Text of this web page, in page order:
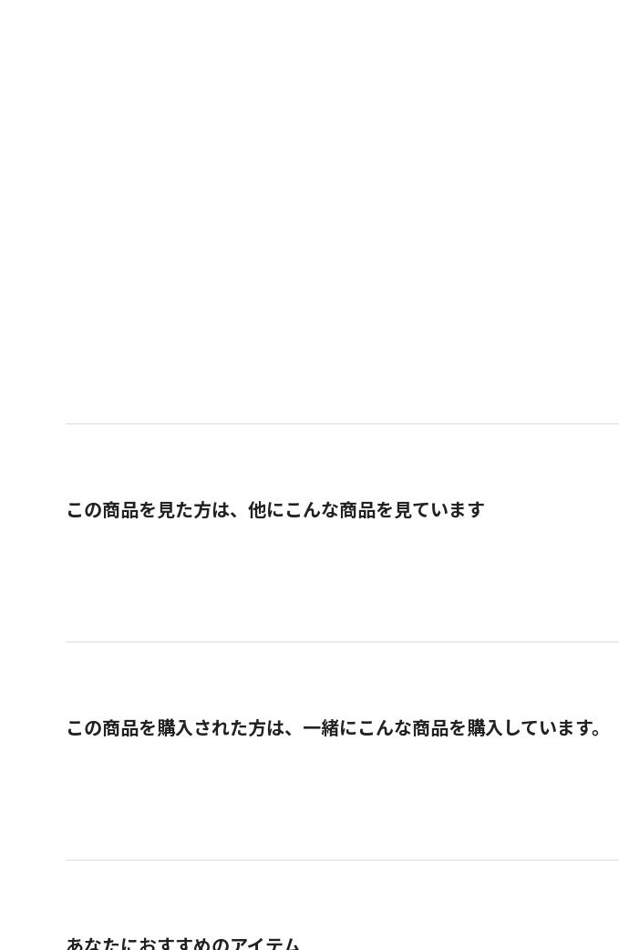
この商品を見た方は、他にこんな商品を見ています
この商品を購入された方は、一緒にこんな商品を購入しています。